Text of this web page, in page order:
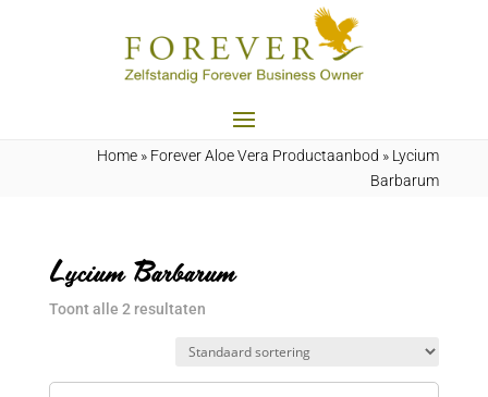
Home » Forever Aloe Vera Productaanbod » Lycium
Barbarum
Lycium Barbarum
Toont alle 2 resultaten